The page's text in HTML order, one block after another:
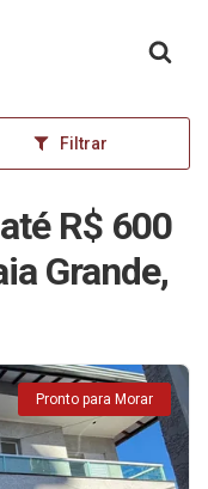
Filtrar
R$ 600
Grande,
Pronto para Morar